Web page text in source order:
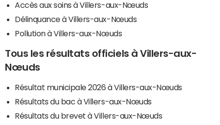
Accès aux soins à Villers-aux-Nœuds
Délinquance à Villers-aux-Nœuds
Pollution à Villers-aux-Nœuds
Tous les résultats officiels à Villers-aux-
Nœuds
Résultat municipale 2026 à Villers-aux-Nœuds
Résultats du bac à Villers-aux-Nœuds
Résultats du brevet à Villers-aux-Nœuds